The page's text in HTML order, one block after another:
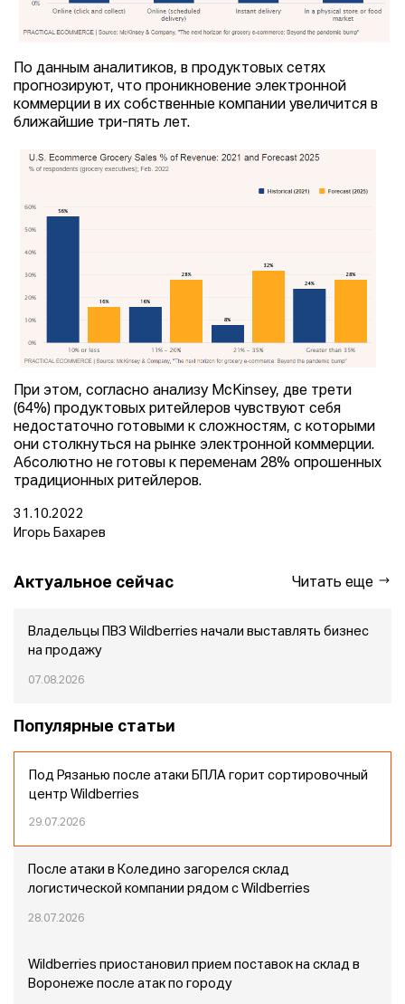
По данным аналитиков, в продуктовых сетях
прогнозируют, что проникновение электронной
коммерции в их собственные компании увеличится в
ближайшие три-пять лет.
При этом, согласно анализу McKinsey, две трети
(64%) продуктовых ритейлеров чувствуют себя
недостаточно готовыми к сложностям, с которыми
они столкнуться на рынке электронной коммерции.
Абсолютно не готовы к переменам 28% опрошенных
традиционных ритейлеров.
31.10.2022
Игорь Бахарев
Актуальное сейчас Читать еще
Владельцы ПВЗ Wildberries начали выставлять бизнес
на продажу
07.08.2026
Популярные статьи
Под Рязанью после атаки БПЛА горит сортировочный
центр Wildberries
29.07.2026
После атаки в Коледино загорелся склад
логистической компании рядом с Wildberries
28.07.2026
Wildberries приостановил прием поставок на склад в
Воронеже после атак по городу